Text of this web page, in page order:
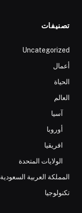
تصنيفات
Uncategorized
أعمال
الحياة
العالم
آسيا
أوروبا
افريقيا
الولايات المتحدة
المملكة العربية السعودية
تكنولوجيا